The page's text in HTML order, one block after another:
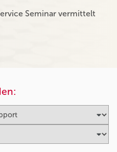
Seminar vermittelt